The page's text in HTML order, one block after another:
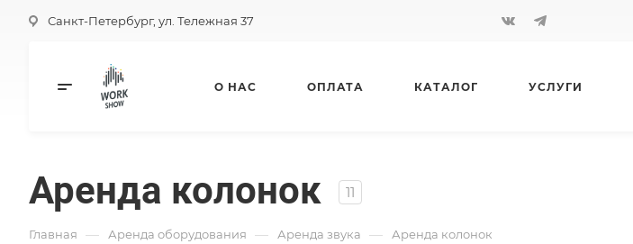
Санкт-Петербург, ул. Тележная 37
О НАС ОПЛАТА КАТАЛОГ УСЛУГИ
Аренда колонок 11
Главная — Аренда оборудования — Аренда звука — Аренда колонок